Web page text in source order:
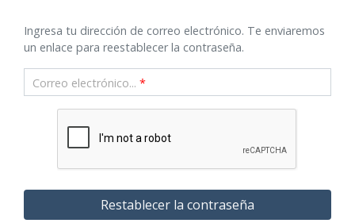
Ingresa tu dirección de correo electrónico. Te enviaremos
un enlace para reestablecer la contraseña.
Correo electrónico... *